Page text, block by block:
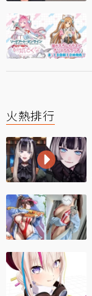
火熱排行